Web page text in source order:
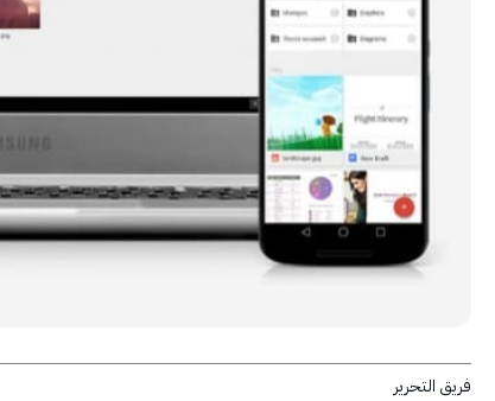
فريق التحرير